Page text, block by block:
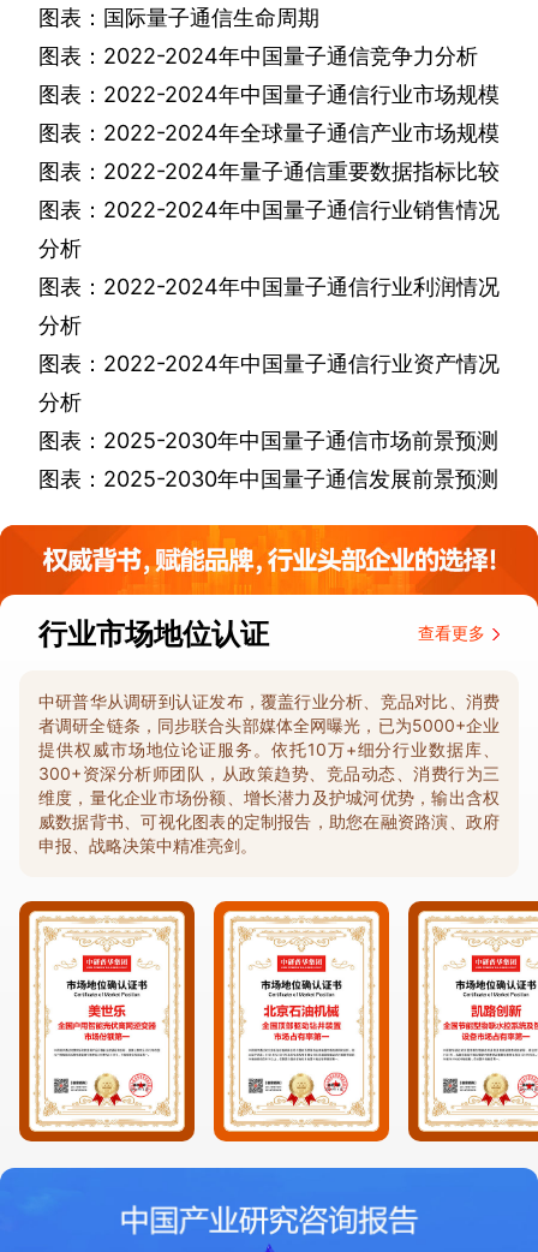
图表：国际量子通信生命周期
图表： 2022-2024年中国量子通信竞争力分析
图表： 2022-2024年中国量子通信行业市场规模
图表： 2022-2024年全球量子通信产业市场规模
图表： 2022-2024年量子通信重要数据指标比较
图表： 2022-2024年中国量子通信行业销售情况
分析
图表： 2022-2024年中国量子通信行业利润情况
分析
图表： 2022-2024年中国量子通信行业资产情况
分析
图表： 2025-2030年中国量子通信市场前景预测
图表： 2025-2030年中国量子通信发展前景预测
行业市场地位认证 查看更多
中研普华从调研到认证发布，覆盖行业分析、竞品对比、消费
者调研全链条，同步联合头部媒体全网曝光，已为5000+企业
提供权威市场地位论证服务。依托10万+细分行业数据库、
300+资深分析师团队，从政策趋势、竞品动态、消费行为三
维度，量化企业市场份额、增长潜力及护城河优势，输出含权
威数据背书、可视化图表的定制报告，助您在融资路演、政府
申报、战略决策中精准亮剑。